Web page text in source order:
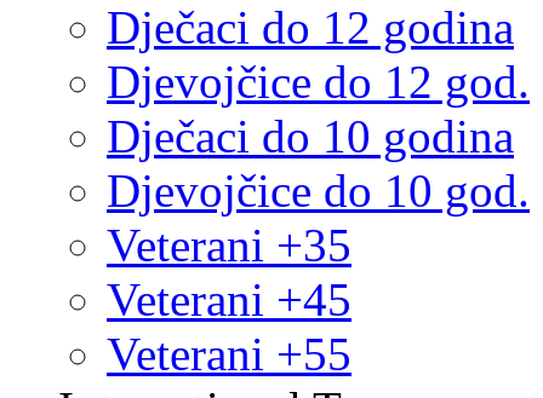
Dječaci do 12 godina
Djevojčice do 12 god.
Dječaci do 10 godina
Djevojčice do 10 god.
Veterani +35
Veterani +45
Veterani +55